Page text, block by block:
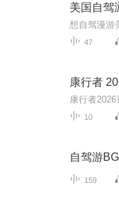
美国自驾
47
康行者
康行者
10
自驾游
159